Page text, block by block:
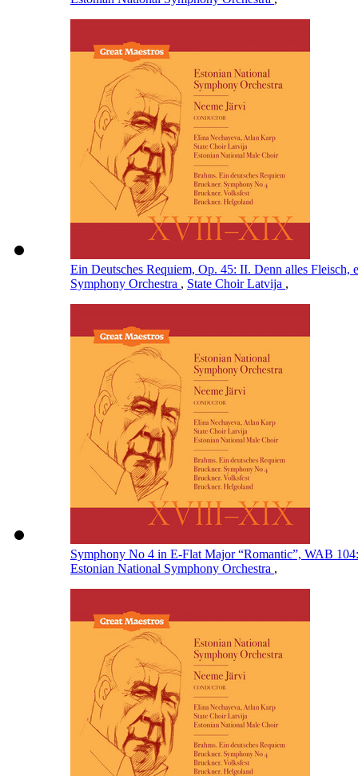
Ein Deutsches Requiem, Op. 45: II. Denn alles Fleisch,
Symphony Orchestra , State Choir Latvija ,
Symphony No 4 in E-Flat Major “Romantic”, WAB
Estonian National Symphony Orchestra ,